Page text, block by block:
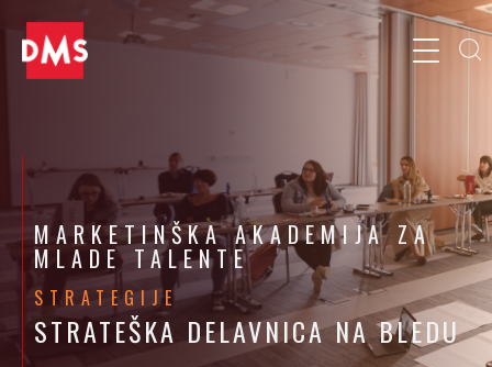
MARKETINŠKA AKADEMIJA ZA
MLADE TALENTE
STRATEGIJE
STRATEŠKA DELAVNICA NA BLEDU